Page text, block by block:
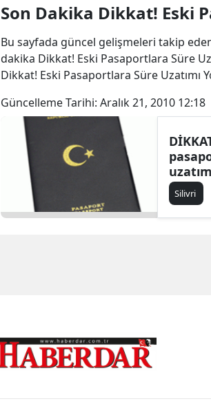
Son Dakika Dikkat! Eski
Bu sayfada güncel gelişmeleri takip
dakika Dikkat! Eski Pasaportlara Süre
Dikkat! Eski Pasaportlara Süre Uzatımı
Güncelleme Tarihi: Aralık 21, 2010 12:18
Silivri